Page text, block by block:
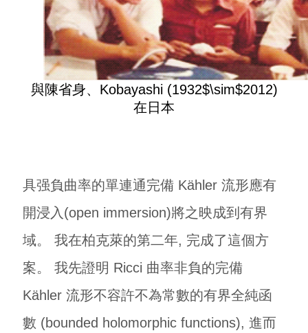
與陳省身、Kobayashi (1932$\sim$2012)
在日本
具强負曲率的單連通完備 Kähler 流形應有
開浸入(open immersion)將之映成到有界
域。 我在柏克萊的第二年, 完成了這個方
案。 我先證明 Ricci 曲率非負的完備
Kähler 流形不容許不為常數的有界全純函
數 (bounded holomorphic functions), 進而